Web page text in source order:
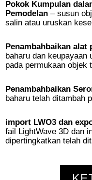
Pokok Kumpulan
Pemodelan – susun
salin atau uruskan
Penambahbaikan alat
baharu dan keupayaan
pada permukaan objek
Penambahbaikan
baharu telah ditambah
import LWO3 dan
fail LightWave 3D dan
dipertingkatkan telah